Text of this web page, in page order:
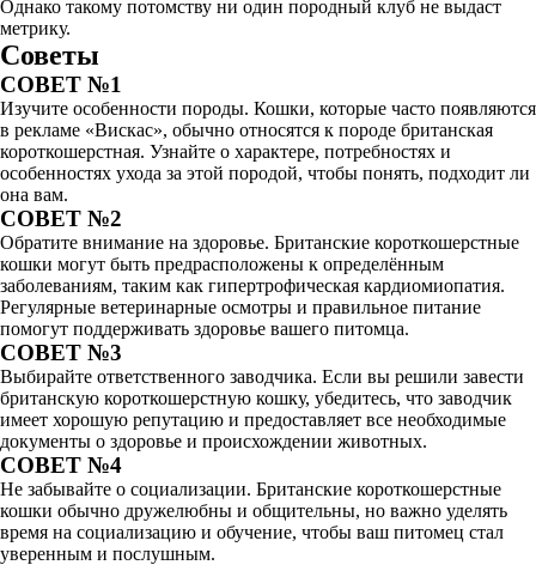
Однако такому потомству ни один породный клуб не выдаст
метрику.
Советы
СОВЕТ №1
Изучите особенности породы. Кошки, которые часто появляются
в рекламе «Вискас», обычно относятся к породе британская
короткошерстная. Узнайте о характере, потребностях и
особенностях ухода за этой породой, чтобы понять, подходит ли
она вам.
СОВЕТ №2
Обратите внимание на здоровье. Британские короткошерстные
кошки могут быть предрасположены к определённым
заболеваниям, таким как гипертрофическая кардиомиопатия.
Регулярные ветеринарные осмотры и правильное питание
помогут поддерживать здоровье вашего питомца.
СОВЕТ №3
Выбирайте ответственного заводчика. Если вы решили завести
британскую короткошерстную кошку, убедитесь, что заводчик
имеет хорошую репутацию и предоставляет все необходимые
документы о здоровье и происхождении животных.
СОВЕТ №4
Не забывайте о социализации. Британские короткошерстные
кошки обычно дружелюбны и общительны, но важно уделять
время на социализацию и обучение, чтобы ваш питомец стал
уверенным и послушным.